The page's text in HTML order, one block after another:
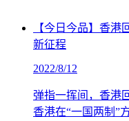
【今日今品】香港
新征程
2022/8/12
弹指一挥间，香港
香港在“一国两制”